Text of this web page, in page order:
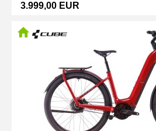
3.999,00 EUR